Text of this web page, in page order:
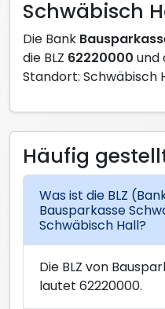
Schwäbisch
Die Bank
die BLZ 62220000 und
Standort: Schwäbisch
Häufig
Was ist die BLZ
Bausparkasse
Schwäbisch Hall?
Die BLZ von
lautet 62220000.